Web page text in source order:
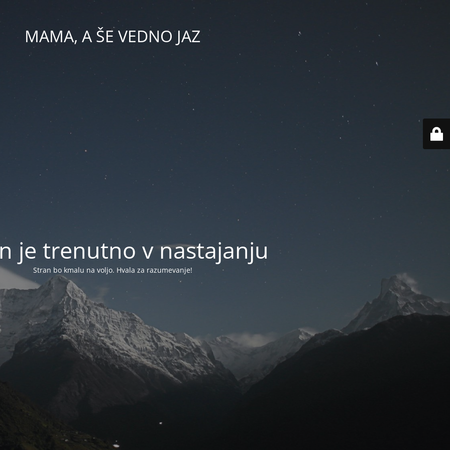
MAMA, A ŠE VEDNO JAZ
je trenutno v nastajanju
Stran bo kmalu na voljo. Hvala za razumevanje!